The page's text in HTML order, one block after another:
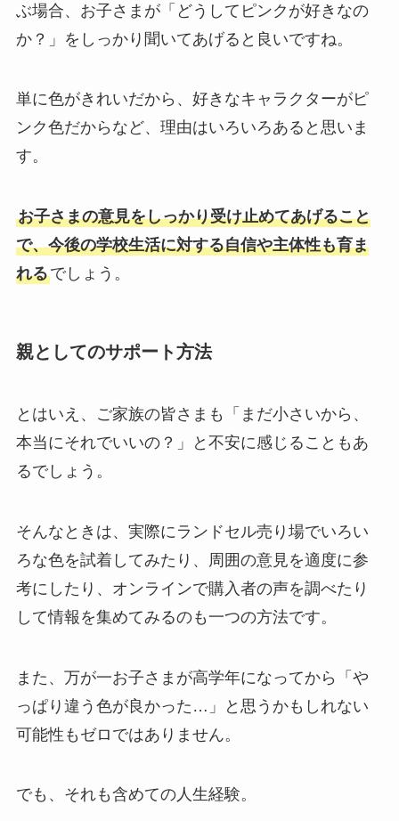
ぶ場合、お子さまが「どうしてピンクが好きなの
か？」をしっかり聞いてあげると良いですね。
単に色がきれいだから、好きなキャラクターがピ
ンク色だからなど、理由はいろいろあると思いま
す。
お子さまの意見をしっかり受け止めてあげること
で、今後の学校生活に対する自信や主体性も育ま
れるでしょう。
親としてのサポート方法
とはいえ、ご家族の皆さまも「まだ小さいから、
本当にそれでいいの？」と不安に感じることもあ
るでしょう。
そんなときは、実際にランドセル売り場でいろい
ろな色を試着してみたり、周囲の意見を適度に参
考にしたり、オンラインで購入者の声を調べたり
して情報を集めてみるのも一つの方法です。
また、万が一お子さまが高学年になってから「や
っぱり違う色が良かった…」と思うかもしれない
可能性もゼロではありません。
でも、それも含めての人生経験。